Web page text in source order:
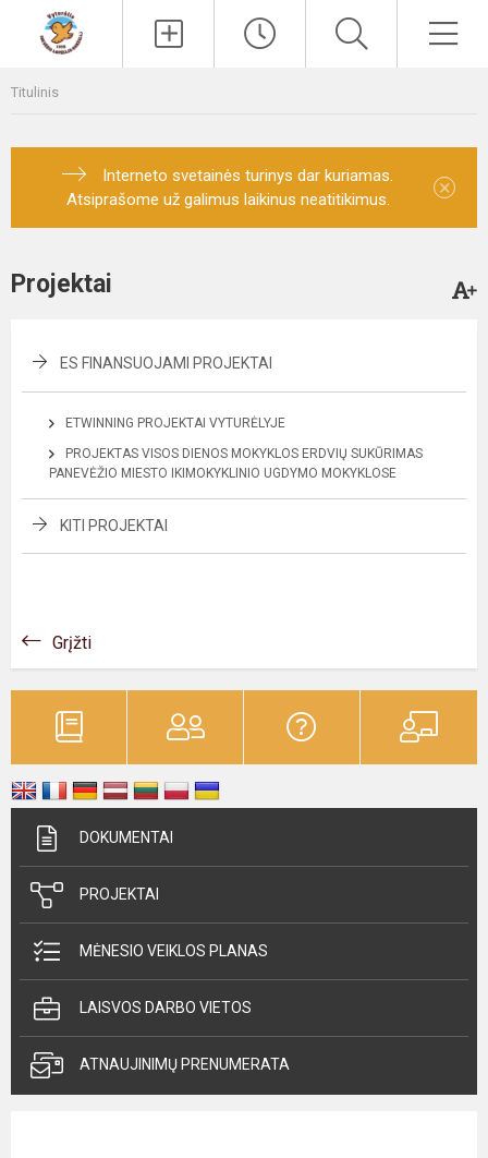
Titulinis
Interneto svetainės turinys dar kuriamas.
Atsiprašome už galimus laikinus neatitikimus.
×
Projektai
ES FINANSUOJAMI PROJEKTAI
ETWINNING PROJEKTAI VYTURĖLYJE
PROJEKTAS VISOS DIENOS MOKYKLOS ERDVIŲ SUKŪRIMAS
PANEVĖŽIO MIESTO IKIMOKYKLINIO UGDYMO MOKYKLOSE
KITI PROJEKTAI
Grįžti
DOKUMENTAI
PROJEKTAI
MĖNESIO VEIKLOS PLANAS
LAISVOS DARBO VIETOS
ATNAUJINIMŲ PRENUMERATA